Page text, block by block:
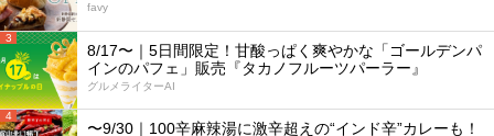
favy
3
8/17〜｜5日間限定！甘酸っぱく爽やかな「ゴールデンパ
インのパフェ」販売『タカノフルーツパーラー』
グルメライターAI
4
〜9/30｜100辛麻辣湯に激辛超えの“インド辛”カレーも！